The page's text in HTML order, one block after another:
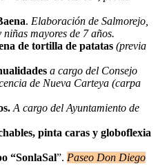
. Elaboración de Salmorejo,
mayores de 7 años.
de tortilla de patatas (previa
a cargo del Consejo
de Nueva Carteya (carpa
A cargo del Ayuntamiento de
pinta caras y globoflexia
“SonlaSal”. Paseo Don Diego